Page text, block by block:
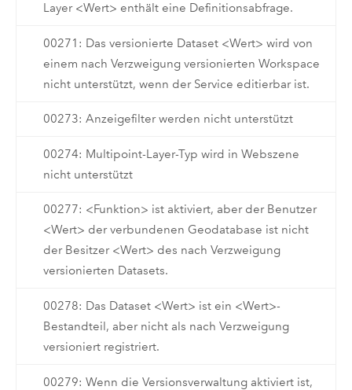
Layer <Wert> enthält eine Definitionsabfrage.
00271: Das versionierte Dataset <Wert> wird von
einem nach Verzweigung versionierten Workspace
nicht unterstützt, wenn der Service editierbar ist.
00273: Anzeigefilter werden nicht unterstützt
00274: Multipoint-Layer-Typ wird in Webszene
nicht unterstützt
00277: <Funktion> ist aktiviert, aber der Benutzer
<Wert> der verbundenen Geodatabase ist nicht
der Besitzer <Wert> des nach Verzweigung
versionierten Datasets.
00278: Das Dataset <Wert> ist ein <Wert>-
Bestandteil, aber nicht als nach Verzweigung
versioniert registriert.
00279: Wenn die Versionsverwaltung aktiviert ist,